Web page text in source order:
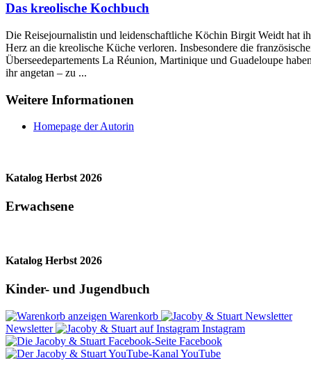
Das kreolische Kochbuch
Die Reisejournalistin und leidenschaftliche Köchin Birgit Weidt hat
Herz an die kreolische Küche verloren. Insbesondere die
Überseedepartements La Réunion, Martinique und Guadeloupe
ihr angetan – zu ...
Weitere Informationen
Homepage der Autorin
Katalog Herbst 2026
Erwachsene
Katalog Herbst 2026
Kinder- und Jugendbuch
Warenkorb
Newsletter
Instagram
Facebook
YouTube